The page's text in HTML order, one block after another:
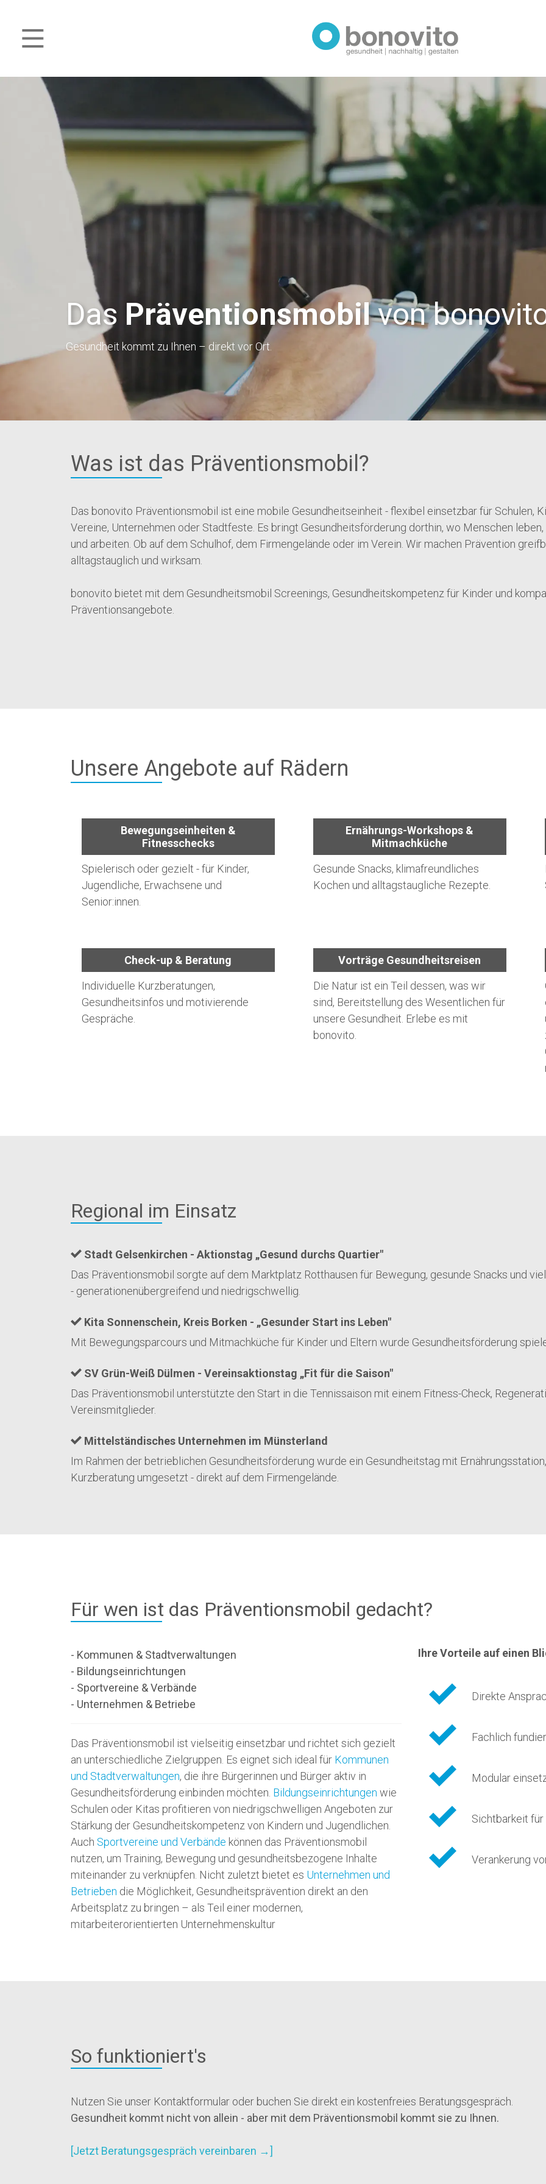
Das Präventionsmobilvon
Gesundheit kommt zu Ihnen – direkt vor Ort.
Was ist das Präventionsmobil?
Das bonovito Präventionsmobil ist eine mobile Gesundheitseinheit - flexibel einsetzbar für Schulen,
Vereine, Unternehmen oder Stadtfeste. Es bringt Gesundheitsförderung dorthin, wo Menschen leben,
und arbeiten. Ob auf dem Schulhof, dem Firmengelände oder im Verein. Wir machen Prävention
alltagstauglich und wirksam.
bonovito bietet mit dem Gesundheitsmobil Screenings, Gesundheitskompetenz für Kinder und
Präventionsangebote.
Unsere Angebote auf Rädern
Bewegungseinheiten &
Fitnesschecks
Spielerisch oder gezielt - für Kinder,
Jugendliche, Erwachsene und
Senior:innen.
Ernährungs-Workshops &
Mitmachküche
Gesunde Snacks, klimafreundliches
Kochen und alltagstaugliche Rezepte.
Check-up & Beratung
Individuelle Kurzberatungen,
Gesundheitsinfos und motivierende
Gespräche.
Vorträge Gesundheitsreisen
Die Natur ist ein Teil dessen, was wir
sind, Bereitstellung des Wesentlichen für
unsere Gesundheit. Erlebe es mit
bonovito.
Regional im Einsatz
Stadt Gelsenkirchen - Aktionstag „Gesund durchs Quartier"
Das Präventionsmobil sorgte auf dem Marktplatz Rotthausen für Bewegung, gesunde Snacks und
- generationenübergreifend und niedrigschwellig.
Kita Sonnenschein, Kreis Borken - „Gesunder Start ins Leben"
Mit Bewegungsparcours und Mitmachküche für Kinder und Eltern wurde Gesundheitsförderung
SV Grün-Weiß Dülmen - Vereinsaktionstag „Fit für die Saison"
Das Präventionsmobil unterstützte den Start in die Tennissaison mit einem Fitness-Check,
Vereinsmitglieder.
Mittelständisches Unternehmen im Münsterland
Im Rahmen der betrieblichen Gesundheitsförderung wurde ein Gesundheitstag mit
Kurzberatung umgesetzt - direkt auf dem Firmengelände.
Für wen ist das Präventionsmobil gedacht?
- Kommunen & Stadtverwaltungen
- Bildungseinrichtungen
- Sportvereine & Verbände
- Unternehmen & Betriebe
Das Präventionsmobil ist vielseitig einsetzbar und richtet sich gezielt
an unterschiedliche Zielgruppen. Es eignet sich ideal für Kommunen
und Stadtverwaltungen, die ihre Bürgerinnen und Bürger aktiv in
Gesundheitsförderung einbinden möchten. Bildungseinrichtungen wie
Schulen oder Kitas profitieren von niedrigschwelligen Angeboten zur
Stärkung der Gesundheitskompetenz von Kindern und Jugendlichen.
Auch Sportvereine und Verbände können das Präventionsmobil
nutzen, um Training, Bewegung und gesundheitsbezogene Inhalte
miteinander zu verknüpfen. Nicht zuletzt bietet es Unternehmen und
Betrieben die Möglichkeit, Gesundheitsprävention direkt an den
Arbeitsplatz zu bringen – als Teil einer modernen,
mitarbeiterorientierten Unternehmenskultur
Ihre Vorteile auf einen
Direkte
Fachlich
Modular
Sichtbarkeit
Verankerung
So funktioniert's
Nutzen Sie unser Kontaktformular oder buchen Sie direkt ein kostenfreies Beratungsgespräch.
Gesundheit kommt nicht von allein - aber mit dem Präventionsmobil kommt sie zu Ihnen.
[Jetzt Beratungsgespräch vereinbaren →]